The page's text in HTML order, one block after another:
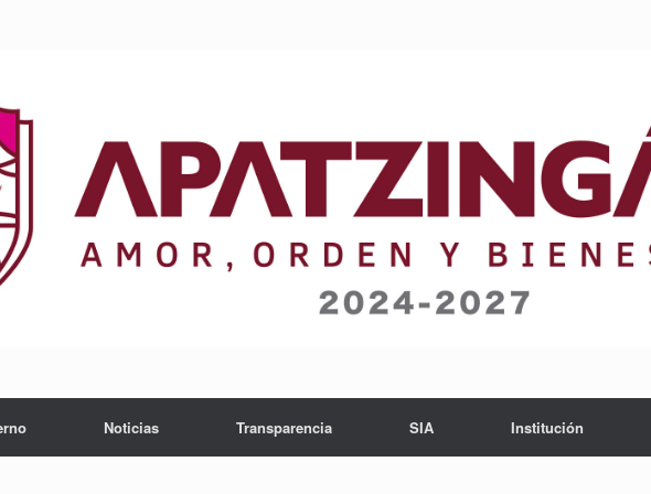
Noticias Transparencia SIA Institución